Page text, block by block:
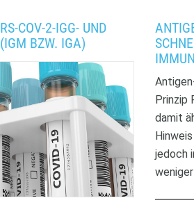
COV-2-IGG- UND
BZW. IGA)
Prinzip
damit
jedoch